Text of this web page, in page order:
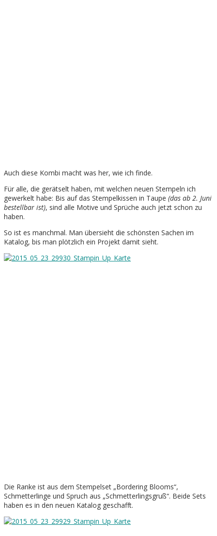
Auch diese Kombi macht was her, wie ich finde.
Für alle, die gerätselt haben, mit welchen neuen Stempeln ich
gewerkelt habe: Bis auf das Stempelkissen in Taupe (das ab 2. Juni
bestellbar ist), sind alle Motive und Sprüche auch jetzt schon zu
haben.
So ist es manchmal. Man übersieht die schönsten Sachen im
Katalog, bis man plötzlich ein Projekt damit sieht.
Die Ranke ist aus dem Stempelset „Bordering Blooms“,
Schmetterlinge und Spruch aus „Schmetterlingsgruß“. Beide Sets
haben es in den neuen Katalog geschafft.